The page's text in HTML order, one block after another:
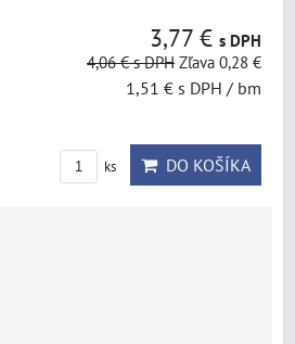
3,77 € s DPH
4,06 €s DPH Zľava 0,28 €
1,51 € s DPH / bm
ks DO KOŠÍKA